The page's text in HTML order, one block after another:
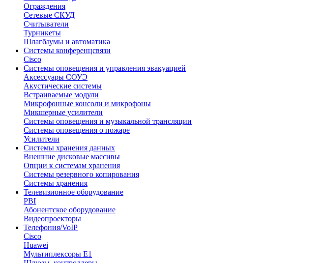
Ограждения
Сетевые СКУД
Считыватели
Турникеты
Шлагбаумы и автоматика
Системы конференцсвязи
Cisco
Системы оповещения и управления эвакуацией
Аксессуары СОУЭ
Акустические системы
Встраиваемые модули
Микрофонные консоли и микрофоны
Микшерные усилители
Системы оповещения и музыкальной трансляции
Системы оповещения о пожаре
Усилители
Системы хранения данных
Внешние дисковые массивы
Опции к системам хранения
Системы резервного копирования
Системы хранения
Телевизионное оборудование
PBI
Абонентское оборудование
Видеопроекторы
Телефония/VoIP
Cisco
Huawei
Мультиплексоры E1